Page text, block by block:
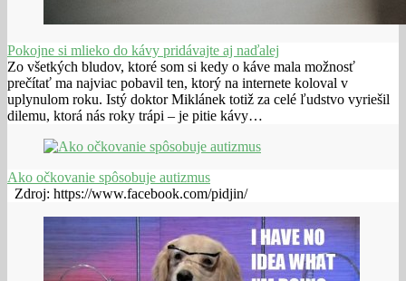
Pokojne si mlieko do kávy pridávajte aj naďalej
Zo všetkých bludov, ktoré som si kedy o káve mala možnosť
prečítať ma najviac pobavil ten, ktorý na internete koloval v
uplynulom roku. Istý doktor Miklánek totiž za celé ľudstvo vyriešil
dilemu, ktorá nás roky trápi – je pitie kávy…
Ako očkovanie spôsobuje autizmus
Zdroj: https://www.facebook.com/pidjin/